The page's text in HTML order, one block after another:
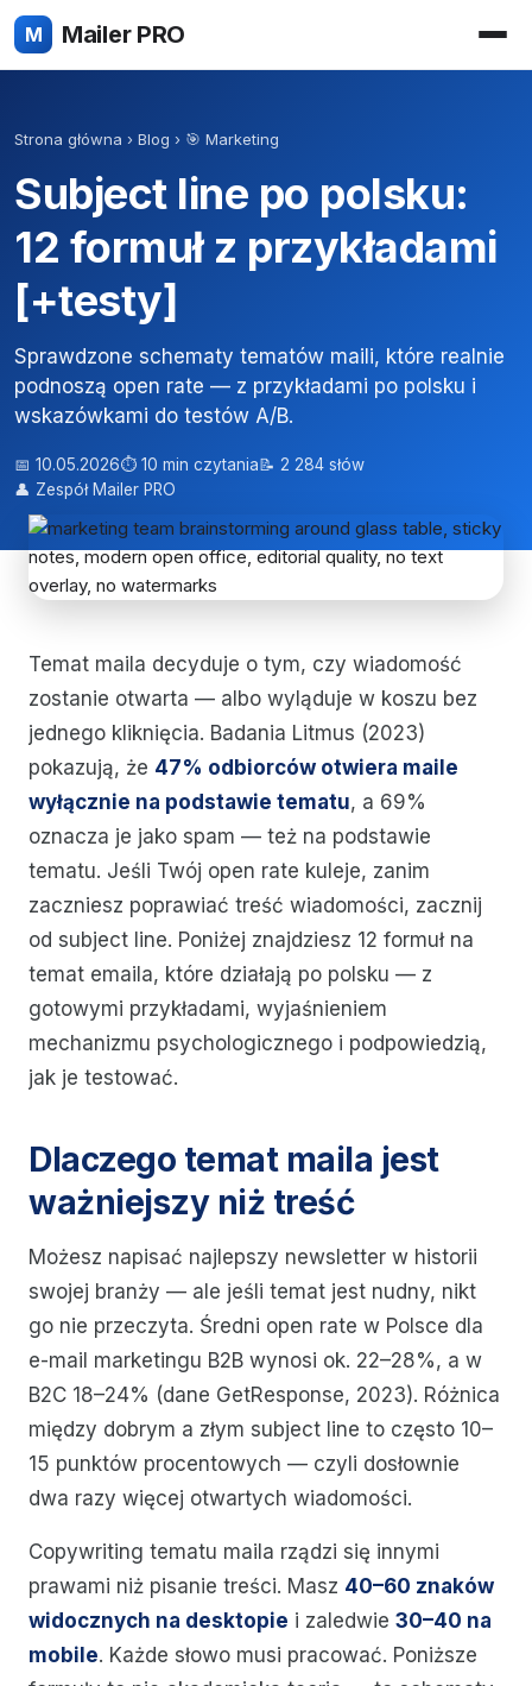
M Mailer PRO
Strona główna › Blog › 🎯 Marketing
Subject line po polsku:
12 formuł z przykładami
[+testy]
Sprawdzone schematy tematów maili, które realnie
podnoszą open rate — z przykładami po polsku i
wskazówkami do testów A/B.
📅 10.05.2026⏱ 10 min czytania📝 2 284 słów
👤 Zespół Mailer PRO
Temat maila decyduje o tym, czy wiadomość
zostanie otwarta — albo wyląduje w koszu bez
jednego kliknięcia. Badania Litmus (2023)
pokazują, że 47% odbiorców otwiera maile
wyłącznie na podstawie tematu, a 69%
oznacza je jako spam — też na podstawie
tematu. Jeśli Twój open rate kuleje, zanim
zaczniesz poprawiać treść wiadomości, zacznij
od subject line. Poniżej znajdziesz 12 formuł na
temat emaila, które działają po polsku — z
gotowymi przykładami, wyjaśnieniem
mechanizmu psychologicznego i podpowiedzią,
jak je testować.
Dlaczego temat maila jest
ważniejszy niż treść
Możesz napisać najlepszy newsletter w historii
swojej branży — ale jeśli temat jest nudny, nikt
go nie przeczyta. Średni open rate w Polsce dla
e-mail marketingu B2B wynosi ok. 22–28%, a w
B2C 18–24% (dane GetResponse, 2023). Różnica
między dobrym a złym subject line to często 10–
15 punktów procentowych — czyli dosłownie
dwa razy więcej otwartych wiadomości.
Copywriting tematu maila rządzi się innymi
prawami niż pisanie treści. Masz 40–60 znaków
widocznych na desktopie i zaledwie 30–40 na
mobile. Każde słowo musi pracować. Poniższe